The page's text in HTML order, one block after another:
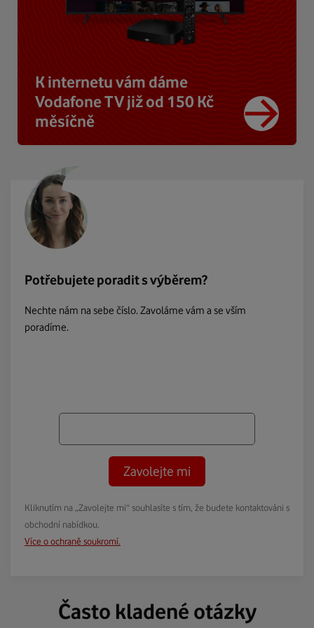
K internetu vám dáme
Vodafone TV již od 150 Kč
měsíčně
Potřebujete poradit s výběrem?
Nechte nám na sebe číslo. Zavoláme vám a se vším
poradíme.
Zavolejte mi
Kliknutím na „Zavolejte mi“ souhlasíte s tím, že budete kontaktováni s
obchodní nabídkou.
Více o ochraně soukromí.
Často kladené otázky